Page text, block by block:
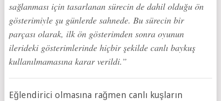
sağlanması için tasarlanan sürecin de dahil olduğu ön
gösterimiyle şu günlerde sahnede. Bu sürecin bir
parçası olarak, ilk ön gösterimden sonra oyunun
ilerideki gösterimlerinde hiçbir şekilde canlı baykuş
kullanılmamasına karar verildi.”
Eğlendirici olmasına rağmen canlı kuşların